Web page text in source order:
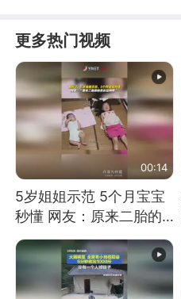
更多热门视频
00:14
5岁姐姐示范 5个月宝宝
秒懂 网友：原来二胎的
快乐长这样